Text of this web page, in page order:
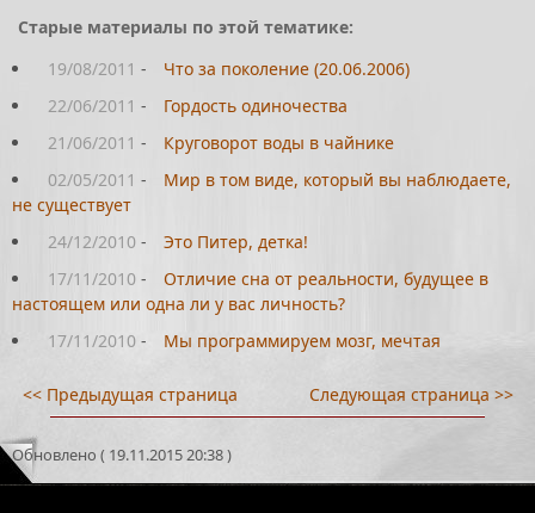
Старые материалы по этой тематике:
19/08/2011 -
Что за поколение (20.06.2006)
22/06/2011 -
Гордость одиночества
21/06/2011 -
Круговорот воды в чайнике
02/05/2011 -
Мир в том виде, который вы наблюдаете,
не существует
24/12/2010 -
Это Питер, детка!
17/11/2010 -
Отличие сна от реальности, будущее в
настоящем или одна ли у вас личность?
17/11/2010 - Мы программируем мозг, мечтая
<< Предыдущая страница Следующая страница >>
Обновлено ( 19.11.2015 20:38 )